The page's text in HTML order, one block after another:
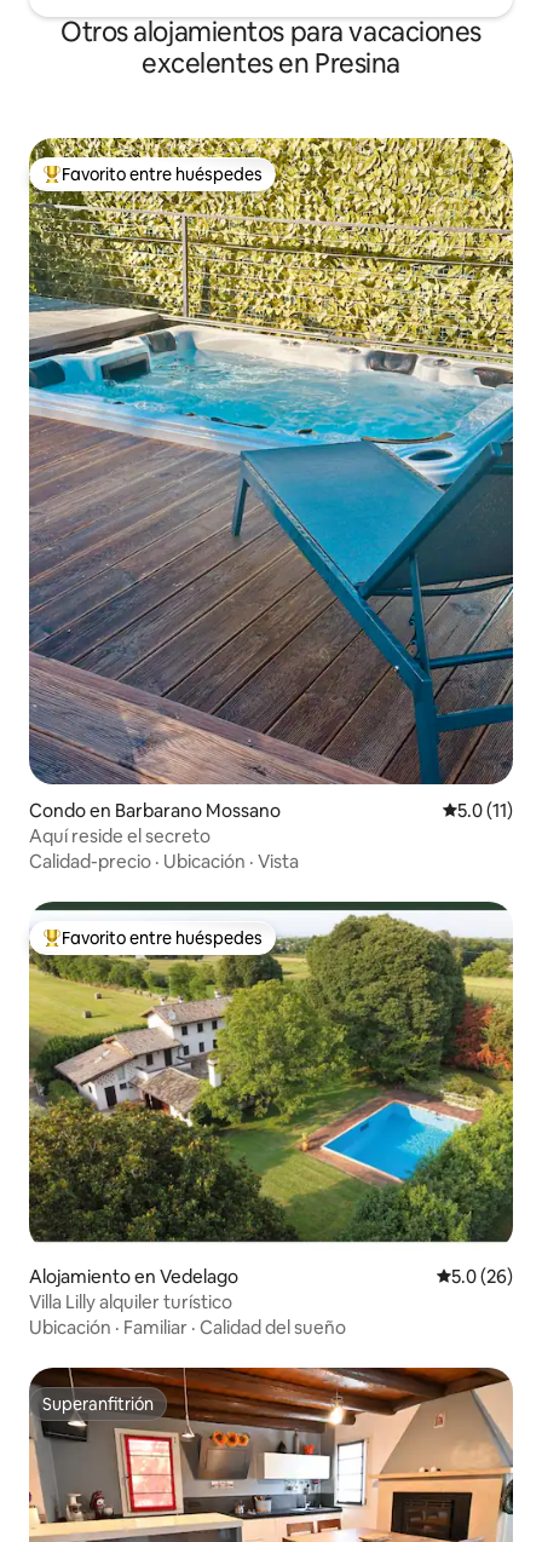
Otros alojamientos para vacaciones
excelentes en Presina
Favorito entre huéspedes preferido
Favorito entre huéspedes
Condo en Barbarano Mossano Calificación
5.0 (11)
Aquí reside el secreto
Calidad-precio · Ubicación · Vista
Favorito entre huéspedes preferido
Favorito entre huéspedes
Alojamiento en Vedelago Calificación
5.0 (26)
Villa Lilly alquiler turístico
Ubicación · Familiar · Calidad del sueño
Superanfitrión
Superanfitrión